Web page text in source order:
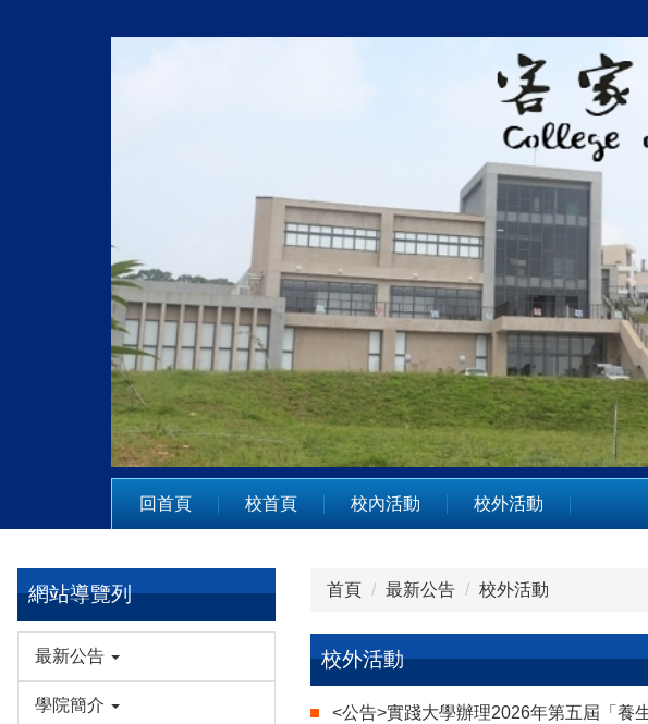
回首頁 校首頁 校內活動 校外活動
網站導覽列
最新公告
學院簡介
首頁 最新公告 校外活動
校外活動
<公告>實踐大學辦理2026年第五屆「養